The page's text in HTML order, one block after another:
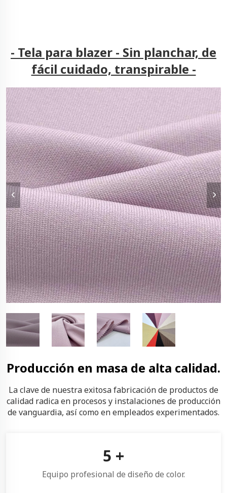
- Tela para blazer - Sin planchar, de
fácil cuidado, transpirable -
Producción en masa de alta calidad.
La clave de nuestra exitosa fabricación de productos de
calidad radica en procesos y instalaciones de producción
de vanguardia, así como en empleados experimentados.
5 +
Equipo profesional de diseño de color.